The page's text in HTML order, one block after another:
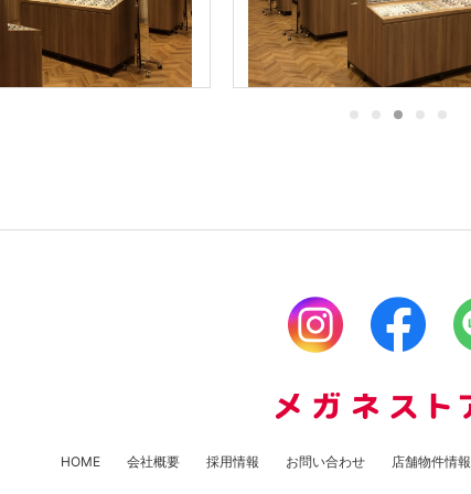
HOME 会社概要 採用情報 お問い合わせ 店舗物件情報